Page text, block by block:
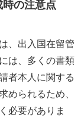
の注意点
、出入国在留管
は、多くの書類
者本人に関する
められるため、
必要がありま